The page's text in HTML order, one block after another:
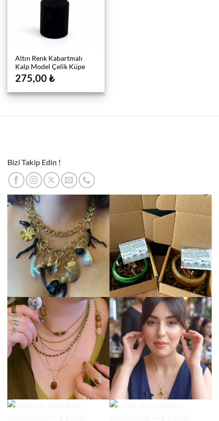
Altın Renk Kabartmalı
Kalp Model Çelik Küpe
275,00 ₺
Bizi Takip Edin !